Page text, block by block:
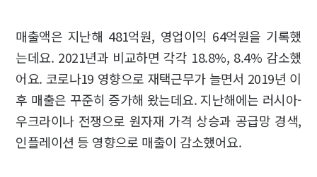
매출액은 지난해 481억원, 영업이익 64억원을 기록했
는데요. 2021년과 비교하면 각각 18.8%, 8.4% 감소했
어요. 코로나19 영향으로 재택근무가 늘면서 2019년 이
후 매출은 꾸준히 증가해 왔는데요. 지난해에는 러시아-
우크라이나 전쟁으로 원자재 가격 상승과 공급망 경색,
인플레이션 등 영향으로 매출이 감소했어요.